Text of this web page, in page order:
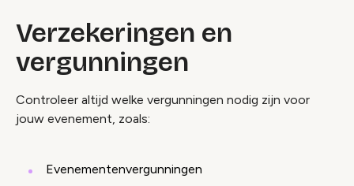
Verzekeringen en
vergunningen
Controleer altijd welke vergunningen nodig zijn voor
jouw evenement, zoals:
Evenementenvergunningen